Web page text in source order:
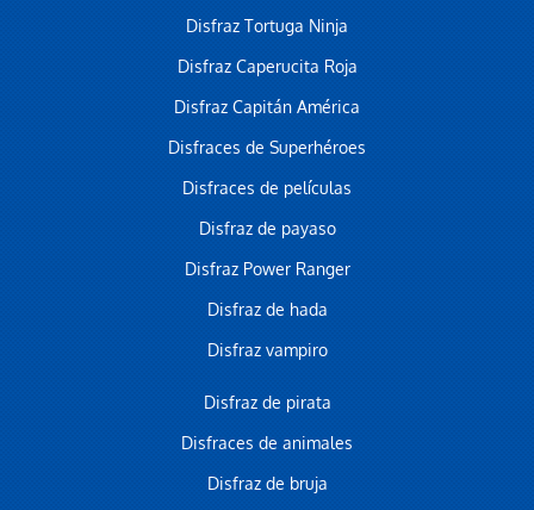
Disfraz Tortuga Ninja
Disfraz Caperucita Roja
Disfraz Capitán América
Disfraces de Superhéroes
Disfraces de películas
Disfraz de payaso
Disfraz Power Ranger
Disfraz de hada
Disfraz vampiro
Disfraz de pirata
Disfraces de animales
Disfraz de bruja